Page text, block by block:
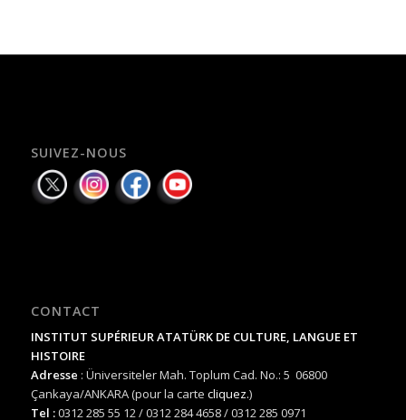
SUIVEZ-NOUS
CONTACT
INSTITUT SUPÉRIEUR ATATÜRK DE CULTURE, LANGUE ET
HISTOIRE
Adresse : Üniversiteler Mah. Toplum Cad. No.: 5 06800
Çankaya/ANKARA (pour la carte cliquez.)
Tel :0312 285 55 12 / 0312 284 4658 / 0312 285 0971